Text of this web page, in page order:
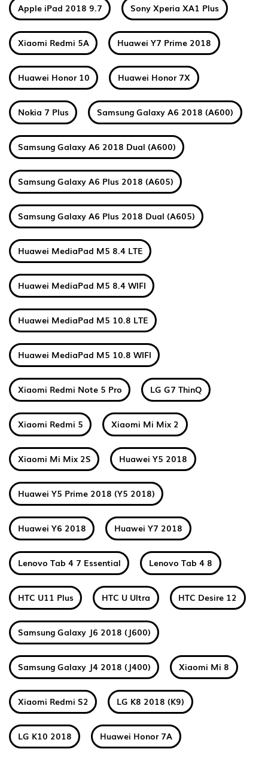
Apple iPad 2018 9.7 Sony Xperia XA1 Plus
Xiaomi Redmi 5A Huawei Y7 Prime 2018
Huawei Honor 10 Huawei Honor 7X
Nokia 7 Plus Samsung Galaxy A6 2018 (A600)
Samsung Galaxy A6 2018 Dual (A600)
Samsung Galaxy A6 Plus 2018 (A605)
Samsung Galaxy A6 Plus 2018 Dual (A605)
Huawei MediaPad M5 8.4 LTE
Huawei MediaPad M5 8.4 WIFI
Huawei MediaPad M5 10.8 LTE
Huawei MediaPad M5 10.8 WIFI
Xiaomi Redmi Note 5 Pro LG G7 ThinQ
Xiaomi Redmi 5 Xiaomi Mi Mix 2
Xiaomi Mi Mix 2S Huawei Y5 2018
Huawei Y5 Prime 2018 (Y5 2018)
Huawei Y6 2018 Huawei Y7 2018
Lenovo Tab 4 7 Essential Lenovo Tab 4 8
HTC U11 Plus HTC U Ultra HTC Desire 12
Samsung Galaxy J6 2018 (J600)
Samsung Galaxy J4 2018 (J400) Xiaomi Mi 8
Xiaomi Redmi S2 LG K8 2018 (K9)
LG K10 2018 Huawei Honor 7A